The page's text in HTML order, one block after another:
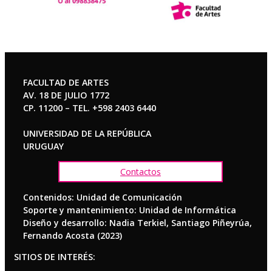
FACULTAD DE ARTES
AV. 18 DE JULIO 1772
CP. 11200 – TEL. +598 2403 6440
UNIVERSIDAD DE LA REPÚBLICA
URUGUAY
Contactos
Contenidos: Unidad de Comunicación
Soporte y mantenimiento: Unidad de Informática
Diseño y desarrollo: Nadia Terkiel, Santiago Piñeyrúa,
Fernando Acosta (2023)
SITIOS DE INTERÉS: